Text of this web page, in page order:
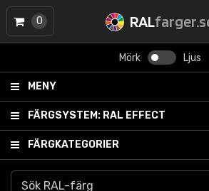
RAL
Mörk Ljus
MENY
FÄRGSYSTEM: RAL EFFECT
FÄRGKATEGORIER
0